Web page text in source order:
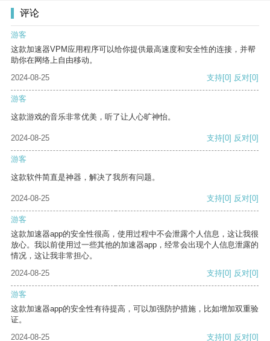
评论
游客
这款加速器VPM应用程序可以给你提供最高速度和安全性的连接，并帮
助你在网络上自由移动。
2024-08-25
支持[0] 反对[0]
游客
这款游戏的音乐非常优美，听了让人心旷神怡。
2024-08-25 支持[0] 反对[0]
游客
这款软件简直是神器，解决了我所有问题。
2024-08-25 支持[0] 反对[0]
游客
这款加速器app的安全性很高，使用过程中不会泄露个人信息，这让我很
放心。我以前使用过一些其他的加速器app，经常会出现个人信息泄露的
情况，这让我非常担心。
2024-08-25
支持[0] 反对[0]
游客
这款加速器app的安全性有待提高，可以加强防护措施，比如增加双重验
证。
2024-08-25
支持[0] 反对[0]